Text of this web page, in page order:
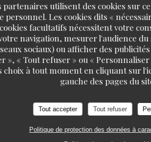
utilisent des cookies sur
personnel. Les cookies dits «
facultatifs nécessitent votre
navigation, mesurer l'audience
sociaux) ou afficher des
», « Tout refuser » ou «
choix à tout moment en cliquant sur
gauche des pages du
Tout accepter Tout refuser
Politique de protection des données à
✨ PARIS FOLLIES AU DANCING DE LA
THÈME : APACHES & BRIGADES DU TIGRE
Plongez dans le Paris des années
d’enquêtes, entre apaches audacieux,
décembre : tensions, glamour, frissons et